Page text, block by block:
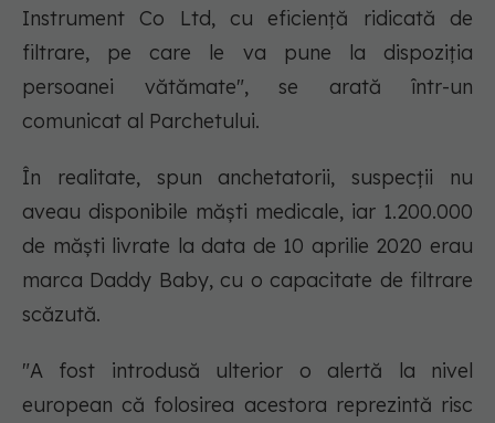
Instrument Co Ltd, cu eficienţă ridicată de
filtrare, pe care le va pune la dispoziţia
persoanei vătămate", se arată într-un
comunicat al Parchetului.
În realitate, spun anchetatorii, suspecţii nu
aveau disponibile măşti medicale, iar 1.200.000
de măşti livrate la data de 10 aprilie 2020 erau
marca Daddy Baby, cu o capacitate de filtrare
scăzută.
"A fost introdusă ulterior o alertă la nivel
european că folosirea acestora reprezintă risc